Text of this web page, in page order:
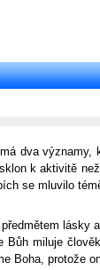
dva
k aktivitě
se mluvilo
lásky
miluje
Boha, protože